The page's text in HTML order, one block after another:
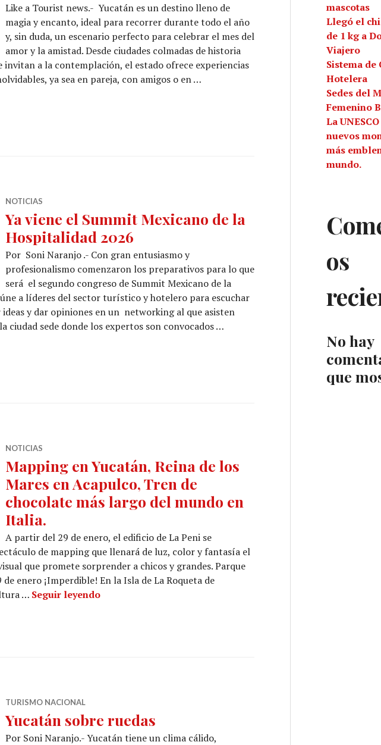
Like a Tourist news.- Yucatán es un destino lleno de
magia y encanto, ideal para recorrer durante todo el año
y, sin duda, un escenario perfecto para celebrar el mes del
amor y la amistad. Desde ciudades colmadas de historia
invitan a la contemplación, el estado ofrece experiencias
ya sea en pareja, con amigos o en …
amor y la amistad en Yucatán
NOTICIAS
Ya viene el Summit Mexicano de la
Hospitalidad 2026
Por Soni Naranjo .- Con gran entusiasmo y
profesionalismo comenzaron los preparativos para lo que
será el segundo congreso de Summit Mexicano de la
a líderes del sector turístico y hotelero para escuchar
y dar opiniones en un networking al que asisten
ciudad sede donde los expertos son convocados …
Mexicano de la Hospitalidad 2026
NOTICIAS
Mapping en Yucatán, Reina de los
Mares en Acapulco, Tren de
chocolate más largo del mundo en
Italia.
A partir del 29 de enero, el edificio de La Peni se
de mapping que llenará de luz, color y fantasía el
que promete sorprender a chicos y grandes. Parque
de enero ¡Imperdible! En la Isla de La Roqueta de
… Seguir leyendoMapping en Yucatán, Reina de los Mares en Acapulco,
TURISMO NACIONAL
Yucatán sobre ruedas
Por Soni Naranjo.- Yucatán tiene un clima cálido,
mascotas
Llegó el
de 1 kg a
Viajero
Sistema
Hotelera
Sedes del
Femenino
La
nuevos
más
mundo.
os
No hay
que